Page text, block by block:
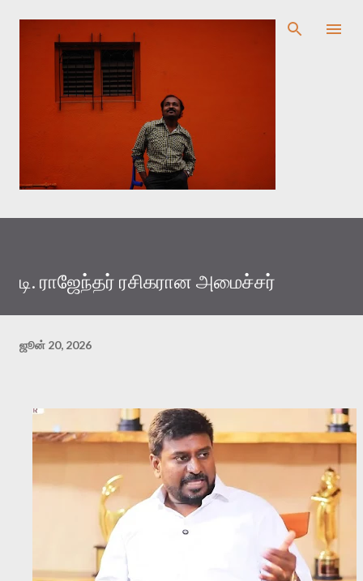
முதன்மை உள்ளடக்கத்திற்குச் செல்
டி. ராஜேந்தர் ரசிகரான அமைச்சர்
ஜூன் 20, 2026